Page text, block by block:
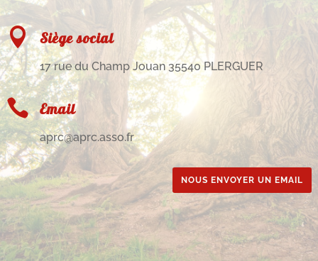
 Siège social
17 rue du Champ Jouan 35540 PLERGUER
 Email
aprc@aprc.asso.fr
NOUS ENVOYER UN EMAIL